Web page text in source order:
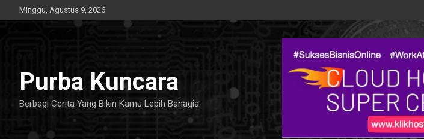
to
Minggu, Agustus 9, 2026
Purba Kuncara
Berbagi Cerita Yang Bikin Kamu Lebih Bahagia